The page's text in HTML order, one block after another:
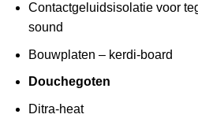
Contactgeluidsisolatie voor
sound
Bouwplaten – kerdi-board
Douchegoten
Ditra-heat